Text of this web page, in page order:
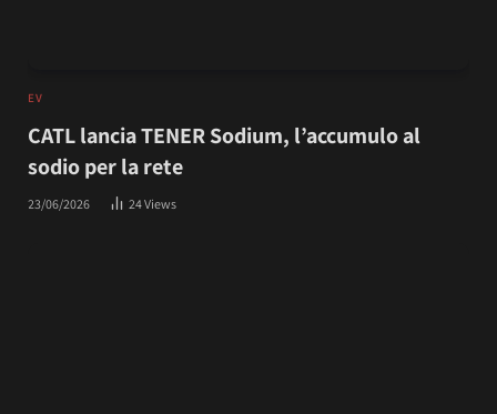
EV
CATL lancia TENER Sodium, l’accumulo al
sodio per la rete
23/06/2026 24Views